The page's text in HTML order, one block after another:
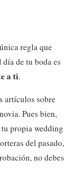
regla que
de tu boda es
a ti.
artículos sobre
Pues bien,
propia wedding
del pasado,
no debes